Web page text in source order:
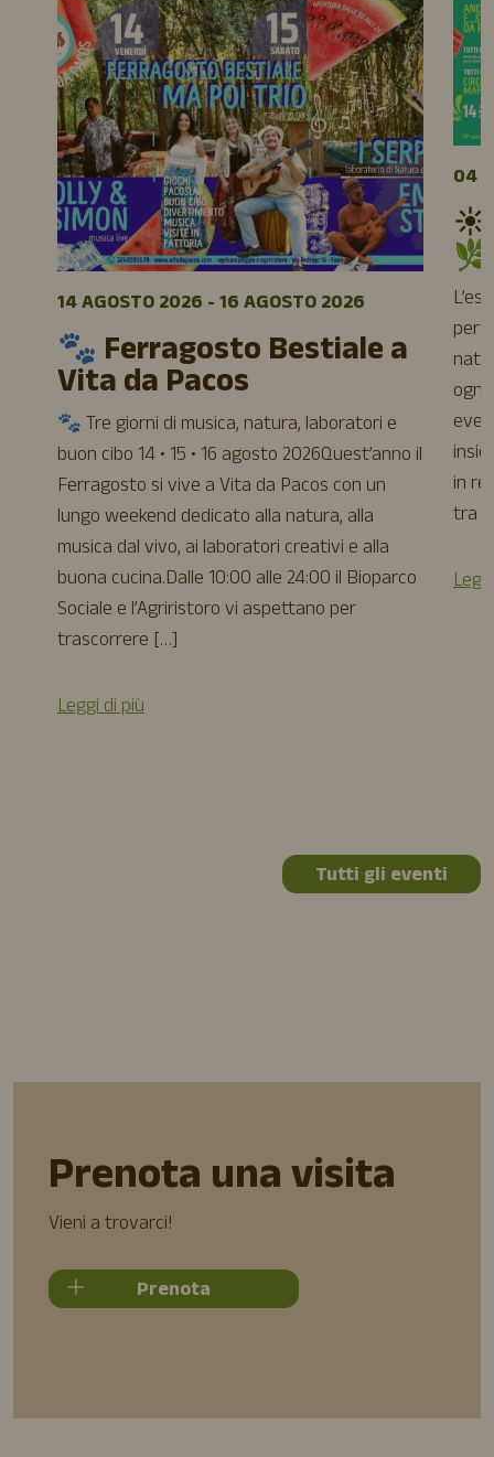
14 AGOSTO 2026 - 16 AGOSTO 2026
🐾 Ferragosto Bestiale a
Vita da Pacos
🐾 Tre giorni di musica, natura, laboratori e
buon cibo 14 • 15 • 16 agosto 2026Quest’anno il
Ferragosto si vive a Vita da Pacos con un
lungo weekend dedicato alla natura, alla
musica dal vivo, ai laboratori creativi e alla
buona cucina.Dalle 10:00 alle 24:00 il Bioparco
Sociale e l’Agriristoro vi aspettano per
trascorrere […]
Leggi di più
04
☀️
🌿
in
tra
Tutti gli eventi
Prenota una visita
Vieni a trovarci!
Prenota